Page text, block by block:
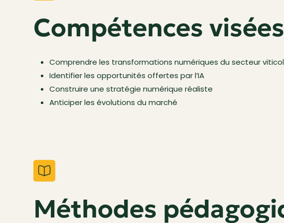
Compétences visées
Comprendre les transformations numériques du secteur
Identifier les opportunités offertes par l’IA
Construire une stratégie numérique réaliste
Anticiper les évolutions du marché
Méthodes